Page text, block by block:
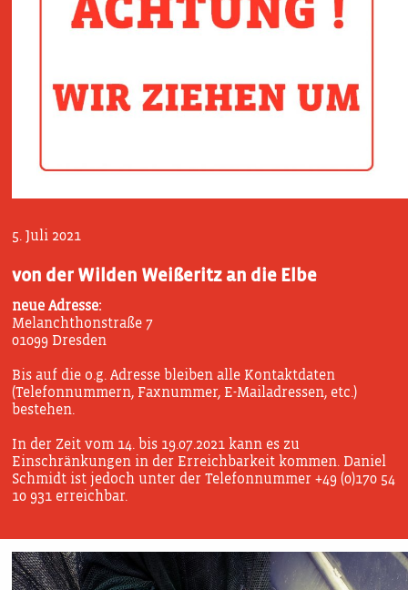
5. Juli 2021
von der Wilden Weißeritz an die Elbe
neue Adresse:
Melanchthonstraße 7
01099 Dresden
Bis auf die o.g. Adresse bleiben alle Kontaktdaten
(Telefonnummern, Faxnummer, E-Mailadressen, etc.)
bestehen.
In der Zeit vom 14. bis 19.07.2021 kann es zu
Einschränkungen in der Erreichbarkeit kommen. Daniel
Schmidt ist jedoch unter der Telefonnummer +49 (0)170 54
10 931 erreichbar.